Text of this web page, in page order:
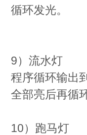
循环发光。
9）流水灯
程序循环输出
全部亮后再循环
10）跑马灯